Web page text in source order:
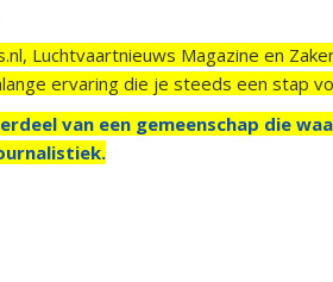
Luchtvaartnieuws Magazine en
ervaring die je steeds een stap
van een gemeenschap die